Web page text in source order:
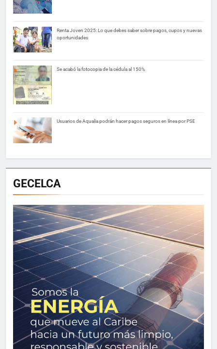
Renta Joven 2025: Lo que debes saber sobre pagos, cupos y nuevas
oportunidades
Se acabó la fotocopia de la cédula al 150%
Usuarios de Aqualia podrán hacer pagos seguros en línea por PSE
GECELCA